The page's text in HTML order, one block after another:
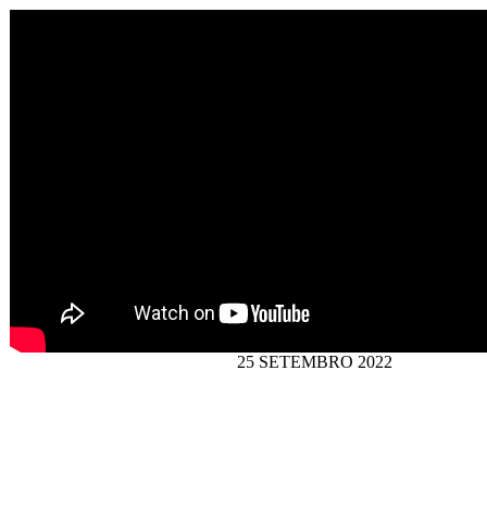
25 SETEMBRO 2022